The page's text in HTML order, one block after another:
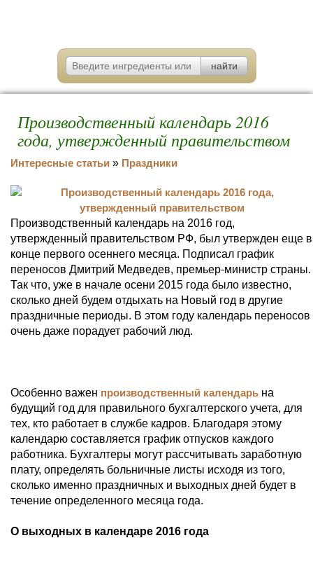
Производственный календарь 2016
года, утвержденный правительством
Интересные статьи » Праздники
Производственный календарь на 2016 год,
утвержденный правительством РФ, был утвержден еще в
конце первого осеннего месяца. Подписал график
переносов Дмитрий Медведев, премьер-министр страны.
Так что, уже в начале осени 2015 года было известно,
сколько дней будем отдыхать на Новый год в другие
праздничные периоды. В этом году календарь переносов
очень даже порадует рабочий люд.
Особенно важен производственный календарь на
будущий год для правильного бухгалтерского учета, для
тех, кто работает в службе кадров. Благодаря этому
календарю составляется график отпусков каждого
работника. Бухгалтеры могут рассчитывать заработную
плату, определять больничные листы исходя из того,
сколько именно праздничных и выходных дней будет в
течение определенного месяца года.
О выходных в календаре 2016 года